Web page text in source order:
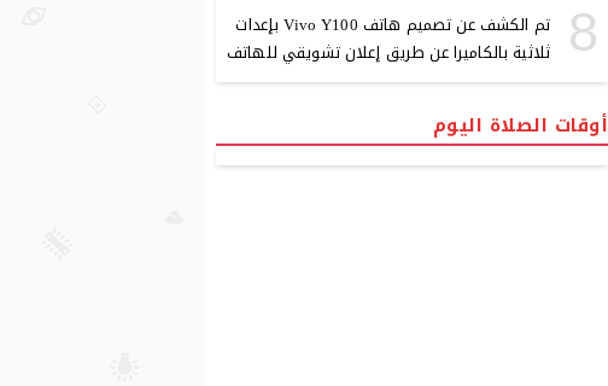
8
تم الكشف عن تصميم هاتف Vivo Y100 بإعدات
ثلاثية بالكاميرا عن طريق إعلان تشويقي للهاتف
أوقات الصلاة اليوم